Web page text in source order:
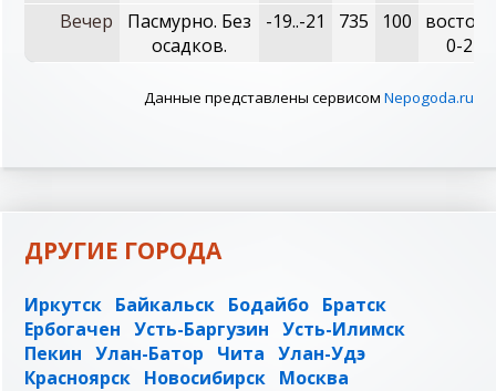
Вечер
Пасмурно. Без
осадков.
-19..-21 735 100
0-2
Данные представлены сервисом Nepogoda.ru
ДРУГИЕ ГОРОДА
Иркутск Байкальск Бодайбо Братск
Ербогачен Усть-Баргузин Усть-Илимск
Пекин Улан-Батор Чита Улан-Удэ
Красноярск Новосибирск Москва